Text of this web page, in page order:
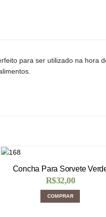
para ser utilizado na hora
Concha Para Sorvete
R$32,00
COMPRAR